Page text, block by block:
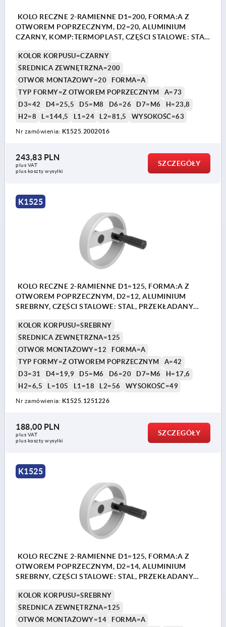
KOLO RECZNE 2-RAMIENNE D1=200, FORMA:A Z
OTWOREM POPRZECZNYM, D2=20, ALUMINIUM
CZARNY, KOMP:TERMOPLAST, CZĘŚCI STALOWE: STAL,
KOLOR KORPUSU=CZARNY
ŚREDNICA ZEWNĘTRZNA=200
OTWÓR MONTAŻOWY=20
FORMA=A
TYP FORMY=Z OTWOREM POPRZECZNYM
A=73
D3=42
D4=25,5 D5=M8 D6=26 D7=M6
H=23,8
H2=8
L=144,5 L1=24 L2=81,5 WYSOKOŚĆ=63
Nr zamówienia: K1525.2002016
243,83 PLN
plus VAT
plus koszty wysyłki
SZCZEGÓŁY
K1525
KOLO RECZNE 2-RAMIENNE D1=125, FORMA:A Z
OTWOREM POPRZECZNYM, D2=12, ALUMINIUM
SREBRNY, CZĘŚCI STALOWE: STAL, PRZEKŁADANY
KOLOR KORPUSU=SREBRNY
ŚREDNICA ZEWNĘTRZNA=125
OTWÓR MONTAŻOWY=12
FORMA=A
TYP FORMY=Z OTWOREM POPRZECZNYM
A=42
D3=31
D4=19,9 D5=M6 D6=20 D7=M6
H=17,6
H2=6,5
L=105 L1=18 L2=56 WYSOKOŚĆ=49
Nr zamówienia: K1525.1251226
188,00 PLN
plus VAT
plus koszty wysyłki
SZCZEGÓŁY
K1525
KOLO RECZNE 2-RAMIENNE D1=125, FORMA:A Z
OTWOREM POPRZECZNYM, D2=14, ALUMINIUM
SREBRNY, CZĘŚCI STALOWE: STAL, PRZEKŁADANY
KOLOR KORPUSU=SREBRNY
ŚREDNICA ZEWNĘTRZNA=125
OTWÓR MONTAŻOWY=14
FORMA=A